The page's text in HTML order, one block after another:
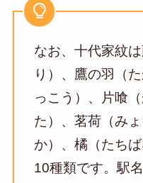
なお、十代家紋
り）、鷹の羽（
っこう）、片喰
た）、茗荷（み
か）、橘（たち
10種類です。駅